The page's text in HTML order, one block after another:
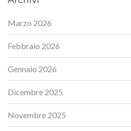
Marzo 2026
Febbraio 2026
Gennaio 2026
Dicembre 2025
Novembre 2025